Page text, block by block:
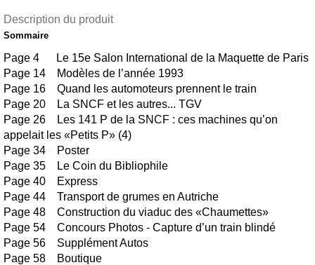
Description du produit
Sommaire
Page 4 Le 15e Salon International de la Maquette de Paris
Page 14 Modèles de l’année 1993
Page 16 Quand les automoteurs prennent le train
Page 20 La SNCF et les autres... TGV
Page 26 Les 141 P de la SNCF : ces machines qu’on
appelait les «Petits P» (4)
Page 34 Poster
Page 35 Le Coin du Bibliophile
Page 40 Express
Page 44 Transport de grumes en Autriche
Page 48 Construction du viaduc des «Chaumettes»
Page 54 Concours Photos - Capture d’un train blindé
Page 56 Supplément Autos
Page 58 Boutique